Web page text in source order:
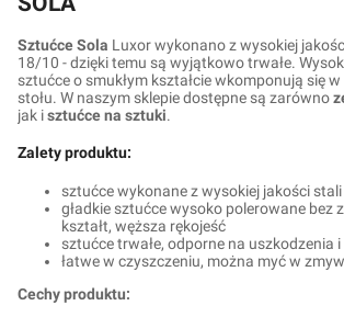
Sztućce Sola Luxor wykonano z wysokiej
18/10 - dzięki temu są wyjątkowo trwałe.
sztućce o smukłym kształcie wkomponują się
stołu. W naszym sklepie dostępne są zarówno
jak isztućce na sztuki.
Zalety produktu:
sztućce wykonane z wysokiej jakości
gładkie sztućce wysoko polerowane bez
kształt, węższa rękojeść
sztućce trwałe, odporne na uszkodzenia
łatwe w czyszczeniu, można myć w
Cechy produktu: